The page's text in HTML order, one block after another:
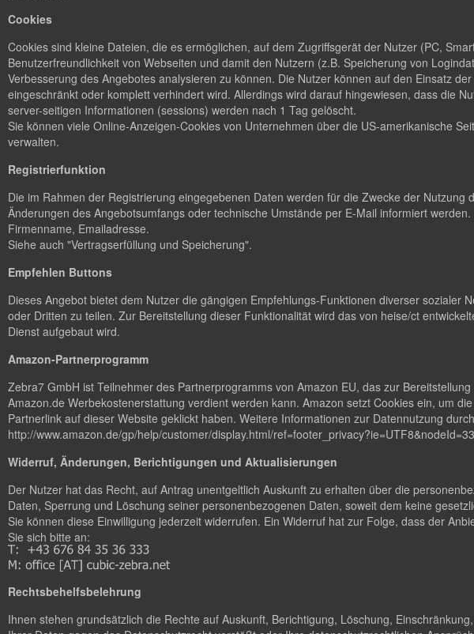
Cookies
Cookies sind kleine Dateien, die es ermöglichen, auf dem Zugriffsgerät der Nutzer (PC,
Benutzerfreundlichkeit von Webseiten und damit den Nutzern (z.B. Speicherung von
Verbesserung des Angebotes analysieren zu können. Die Nutzer können auf den Einsatz
eingeschränkt oder komplett verhindert wird. Allerdings wird darauf hingewiesen, dass die
server-seitigen Informationen (sessions) werden nach 1 Tag gelöscht.
Sie können viele Online-Anzeigen-Cookies von Unternehmen über die US-amerikanische
verwalten.
Registrierfunktion
Die im Rahmen der Registrierung eingegebenen Daten werden für die Zwecke der
Änderungen des Angebotsumfangs oder technische Umstände per E-Mail informiert
Firmenname, Emailadresse.
Siehe auch "Vertragserfüllung und Speicherung".
Empfehlen Buttons
Dieses Angebot bietet dem Nutzer die gängigen Empfehlungs-Funktionen diverser
oder Dritten zu teilen. Zur Bereitstellung dieser Funktionalität wird das von heise/ct
Dienst aufgebaut wird.
Amazon-Partnerprogramm
Zebra7 GmbH ist Teilnehmer des Partnerprogramms von Amazon EU, das zur
Amazon.de Werbekostenerstattung verdient werden kann. Amazon setzt Cookies ein, um
Partnerlink auf dieser Website geklickt haben. Weitere Informationen zur Datennutzung
http://www.amazon.de/gp/help/customer/display.html/
Widerruf, Änderungen, Berichtigungen und Aktualisierungen
Der Nutzer hat das Recht, auf Antrag unentgeltlich Auskunft zu erhalten über die
Daten, Sperrung und Löschung seiner personenbezogenen Daten, soweit dem keine
Sie können diese Einwilligung jederzeit widerrufen. Ein Widerruf hat zur Folge, dass der
Sie sich bitte an:
Rechtsbehelfsbelehrung
Ihnen stehen grundsätzlich die Rechte auf Auskunft, Berichtigung, Löschung,